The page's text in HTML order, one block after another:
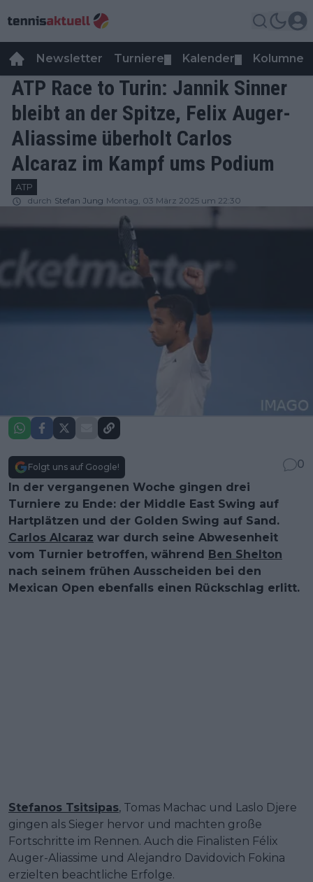
Newsletter Turniere Kalender Kolumnen
ATP Race to Turin: Jannik Sinner
bleibt an der Spitze, Felix Auger-
Aliassime überholt Carlos
Alcaraz im Kampf ums Podium
ATP
durch Stefan Jung Montag, 03 März 2025 um 22:30
Folgt uns auf Google!
0
In der vergangenen Woche gingen drei
Turniere zu Ende: der Middle East Swing auf
Hartplätzen und der Golden Swing auf Sand.
Carlos Alcaraz war durch seine Abwesenheit
vom Turnier betroffen, während Ben Shelton
nach seinem frühen Ausscheiden bei den
Mexican Open ebenfalls einen Rückschlag erlitt.
Stefanos Tsitsipas, Tomas Machac und Laslo Djere
gingen als Sieger hervor und machten große
Fortschritte im Rennen. Auch die Finalisten Félix
Auger-Aliassime und Alejandro Davidovich Fokina
erzielten beachtliche Erfolge.